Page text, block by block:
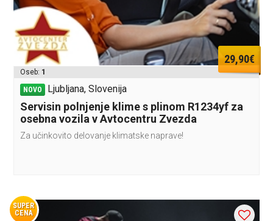
29,90€
Oseb: 1
NOVO Ljubljana, Slovenija
Servisin polnjenje klime s plinom R1234yf za
osebna vozila v Avtocentru Zvezda
Za učinkovito delovanje klimatske naprave!
SUPER
CENA